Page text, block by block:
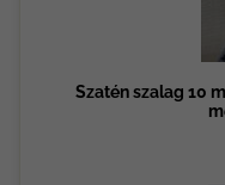
Szatén szalag 10